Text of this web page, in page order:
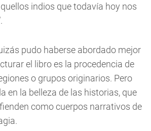
indios que todavía hoy nos
pudo haberse abordado mejor
el libro es la procedencia de
o grupos originarios. Pero
en la belleza de las historias, que
como cuerpos narrativos de